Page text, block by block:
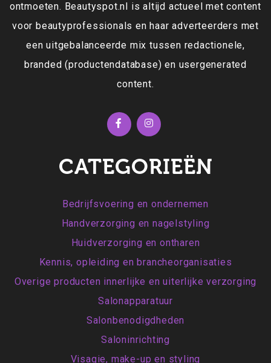
ontmoeten. Beautyspot.nl is altijd actueel met content
voor beautyprofessionals en haar adverteerders met
een uitgebalanceerde mix tussen redactionele,
branded (productendatabase) en usergenerated
content.
CATEGORIEËN
Bedrijfsvoering en ondernemen
Handverzorging en nagelstyling
Huidverzorging en ontharen
Kennis, opleiding en brancheorganisaties
Overige producten innerlijke en uiterlijke verzorging
Salonapparatuur
Salonbenodigdheden
Saloninrichting
Visagie, make-up en styling